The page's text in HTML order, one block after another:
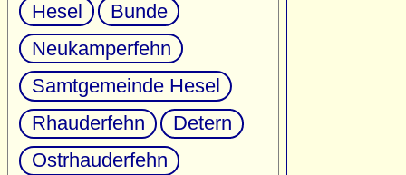
Hesel
Bunde
Neukamperfehn
Samtgemeinde Hesel
Rhauderfehn
Detern
Ostrhauderfehn